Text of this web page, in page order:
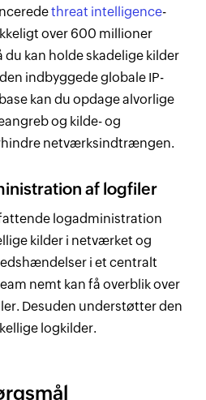
threat intelligence-
over 600 millioner
du kan holde skadelige kilder
indbyggede globale IP-
kan du opdage alvorlige
og kilde- og
netværksindtrængen.
af logfiler
logadministration
kilder i netværket og
i et centralt
nemt kan få overblik over
Desuden understøtter den
logkilder.